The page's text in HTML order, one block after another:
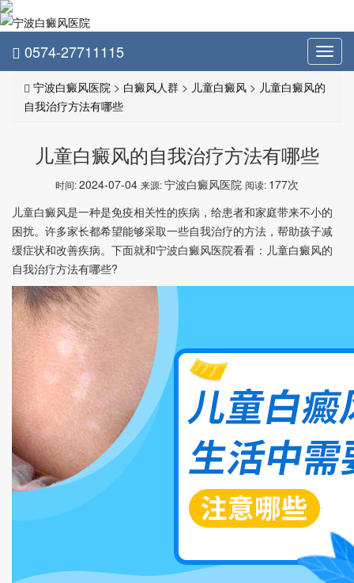
0574-27711115
宁波白癜风医院 > 白癜风人群 > 儿童白癜风 > 儿童白癜风的
自我治疗方法有哪些
儿童白癜风的自我治疗方法有哪些
时间:2024-07-04 来源:宁波白癜风医院 阅读: 177次
儿童白癜风是一种是免疫相关性的疾病，给患者和家庭带来不小的
困扰。许多家长都希望能够采取一些自我治疗的方法，帮助孩子减
缓症状和改善疾病。下面就和宁波白癜风医院看看：儿童白癜风的
自我治疗方法有哪些?